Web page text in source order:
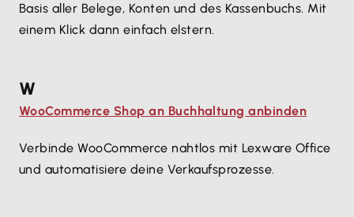
Basis aller Belege, Konten und des Kassenbuchs. Mit
einem Klick dann einfach elstern.
W
WooCommerce Shop an Buchhaltung anbinden
Verbinde WooCommerce nahtlos mit Lexware Office
und automatisiere deine Verkaufsprozesse.